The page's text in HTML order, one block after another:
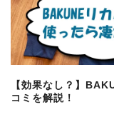
【効果なし？】
コミを解説！